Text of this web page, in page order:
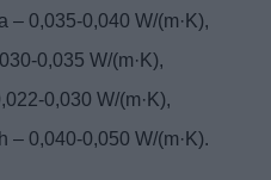
– 0,035-0,040 W/(m·K),
0,035 W/(m·K),
0,030 W/(m·K),
– 0,040-0,050 W/(m·K).